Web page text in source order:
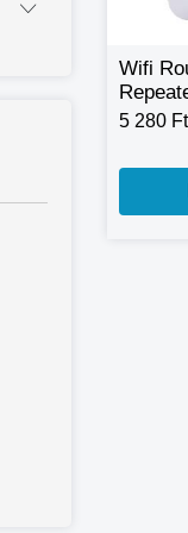
Wifi
Wifi
5 280 Ft